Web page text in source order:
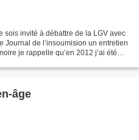
sois invité à débattre de la LGV avec
Journal de l’insoumision un entretien
je rappelle qu’en 2012 j’ai été
âge